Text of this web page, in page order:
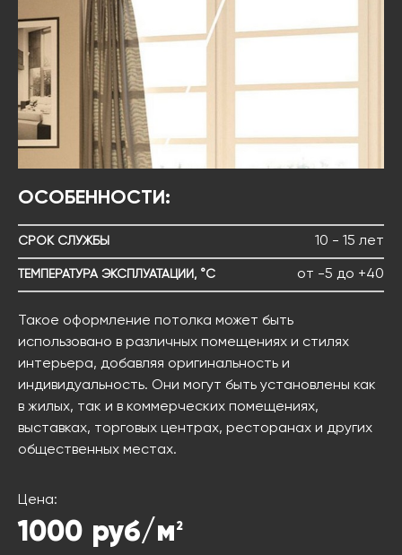
ОСОБЕННОСТИ:
СРОК СЛУЖБЫ 10 - 15 лет
ТЕМПЕРАТУРА ЭКСПЛУАТАЦИИ, °C от -5 до +40
Такое оформление потолка может быть
использовано в различных помещениях и стилях
интерьера, добавляя оригинальность и
индивидуальность. Они могут быть установлены как
в жилых, так и в коммерческих помещениях,
выставках, торговых центрах, ресторанах и других
общественных местах.
Цена:
1000 руб/м2